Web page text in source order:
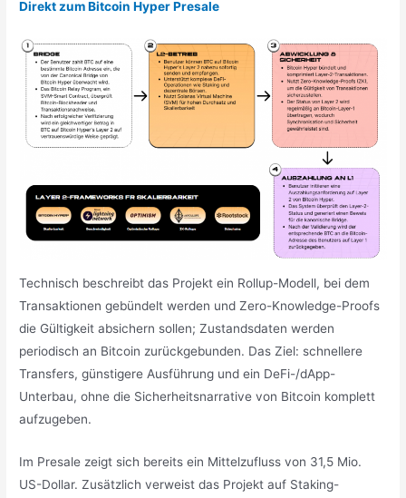
Direkt zum Bitcoin Hyper Presale
Technisch beschreibt das Projekt ein Rollup-Modell, bei dem
Transaktionen gebündelt werden und Zero-Knowledge-Proofs
die Gültigkeit absichern sollen; Zustandsdaten werden
periodisch an Bitcoin zurückgebunden. Das Ziel: schnellere
Transfers, günstigere Ausführung und ein DeFi-/dApp-
Unterbau, ohne die Sicherheitsnarrative von Bitcoin komplett
aufzugeben.
Im Presale zeigt sich bereits ein Mittelzufluss von 31,5 Mio.
US-Dollar. Zusätzlich verweist das Projekt auf Staking-